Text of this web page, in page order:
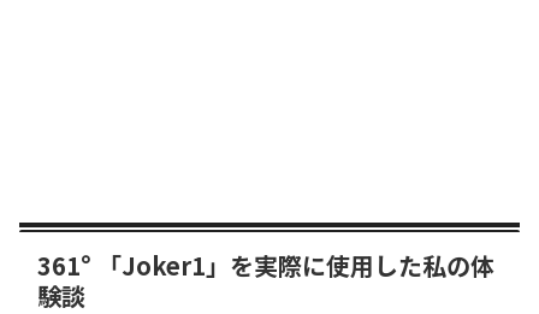
361° 「Joker1」を実際に使用した私の体
験談